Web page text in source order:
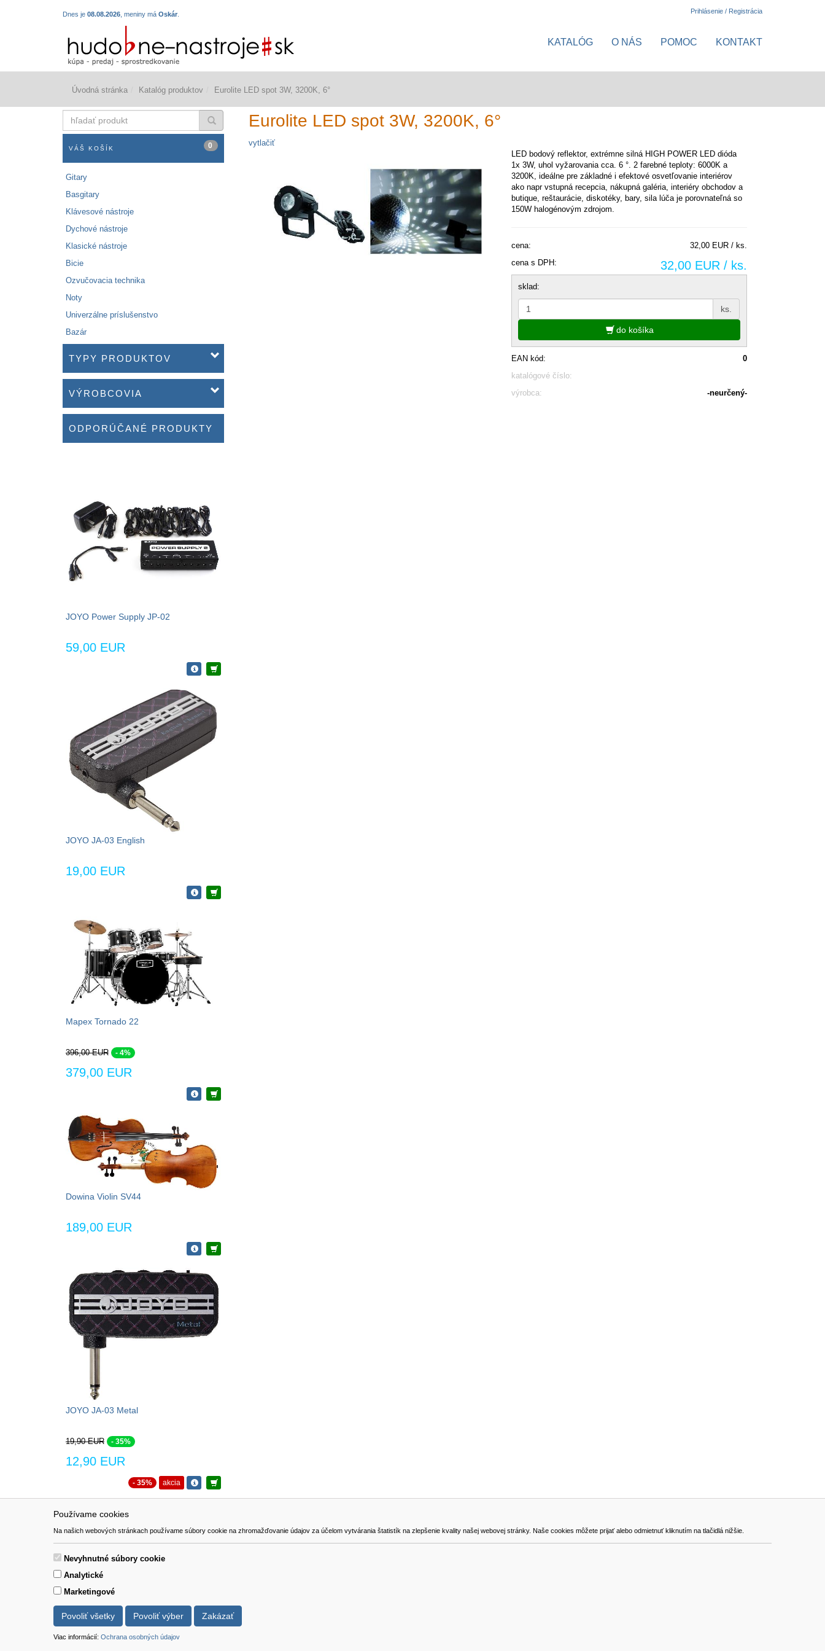
Používame cookies
Na našich webových stránkach používame súbory cookie na zhromažďovanie údajov za účelom vytvárania štatistík na zlepšenie kvality našej webovej stránky. Naše cookies môžete prijať alebo odmietnuť kliknutím na tlačidlá nižšie.
Nevyhnutné súbory cookie
Analytické
Marketingové
Povoliť všetky Povoliť výber Zakázať
Viac informácií: Ochrana osobných údajov
Dnes je 08.08.2026 , meniny má Oskár Prihlásenie / Registrácia
KATALÓG O NÁS POMOC KONTAKT
Úvodná stránka Katalóg produktov Eurolite LED spot 3W, 3200K, 6°
produkt
VÁŠ KOŠÍK 0
Gitary
Basgitary
Klávesové nástroje
Dychové nástroje
Klasické nástroje
Bicie
Ozvučovacia technika
Noty
Univerzálne príslušenstvo
Bazár
TYPY PRODUKTOV
VÝROBCOVIA
ODPORÚČANÉ PRODUKTY
JOYO Power Supply JP-02
59,00 EUR
JOYO JA-03 English
19,00 EUR
Mapex Tornado 22
396,00 EUR - 4%
379,00 EUR
Dowina Violin SV44
189,00 EUR
JOYO JA-03 Metal
19,90 EUR - 35%
12,90 EUR
- 35% akcia
Eurolite LED spot 3W, 3200K, 6°
vytlačiť
LED bodový reflektor, extrémne silná HIGH POWER LED dióda
1x 3W, uhol vyžarovania cca. 6 °. 2 farebné teploty: 6000K a
3200K, ideálne pre základné i efektové osvetľovanie interiérov
ako napr vstupná recepcia, nákupná galéria, interiéry obchodov a
butique, reštaurácie, diskotéky, bary, sila lúča je porovnateľná so
150W halogénovým zdrojom.
cena:
32,00 EUR / ks.
cena s DPH:
32,00 EUR / ks.
sklad:
ks.
do košíka
EAN kód:
0
katalógové číslo:
výrobca:
-neurčený-
Pomoc
Kontakt